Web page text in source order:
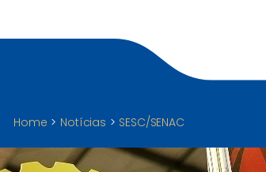
Home Notícias SESC/SENAC